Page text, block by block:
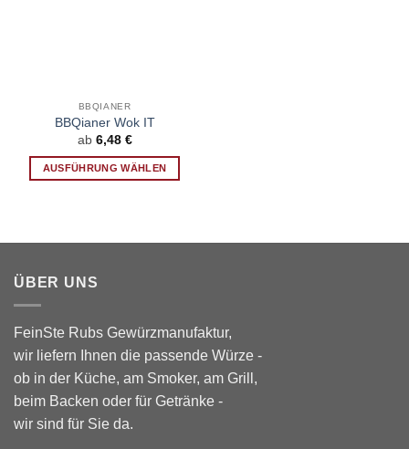
BBQIANER
BBQianer Wok IT
ab 6,48 €
AUSFÜHRUNG WÄHLEN
mehrere
auf
der
Produktseite
gewählt
ÜBER UNS
FeinSte Rubs Gewürzmanufaktur,
wir liefern Ihnen die passende Würze -
ob in der Küche, am Smoker, am Grill,
beim Backen oder für Getränke -
wir sind für Sie da.